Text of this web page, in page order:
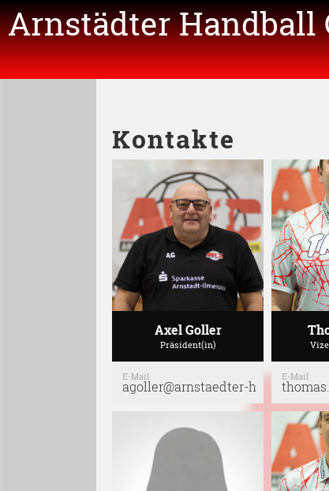
Arnstädter Handball
Kontakte
Axel Goller
Präsident(in)
E-Mail
agoller@arnstaedter-hc.de
E-Mail